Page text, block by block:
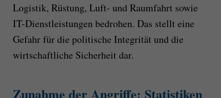
Logistik, Rüstung, Luft- und Raumfahrt sowie
IT-Dienstleistungen bedrohen. Das stellt eine
Gefahr für die politische Integrität und die
wirtschaftliche Sicherheit dar.
Zunahme der Angriffe: Statistiken